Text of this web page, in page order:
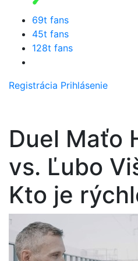
69t fans
45t fans
128t fans
Registrácia Prihlásenie
Duel Maťo
vs. Ľubo
Kto je